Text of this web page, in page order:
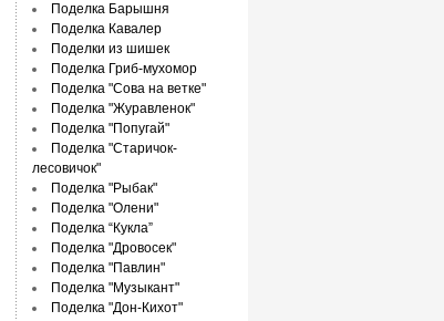
Поделка Барышня
Поделка Кавалер
Поделки из шишек
Поделка Гриб-мухомор
Поделка "Сова на ветке"
Поделка "Журавленок"
Поделка "Попугай"
Поделка "Старичок-
лесовичок"
Поделка "Рыбак"
Поделка "Олени"
Поделка “Кукла”
Поделка "Дровосек"
Поделка "Павлин"
Поделка "Музыкант"
Поделка "Дон-Кихот"